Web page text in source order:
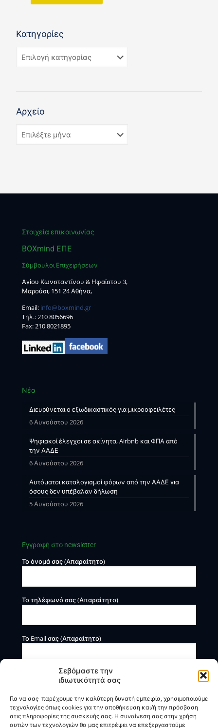
Σεβόμαστε την
ιδιωτικότητά σας
Για να σας παρέχουμε την καλύτερη δυνατή εμπειρία, χρησιμοποιούμε
τεχνολογίες όπως cookies για την αποθήκευση και/ή την πρόσβαση
στις πληροφορίες της συσκευής σας. Η συναίνεση σας στην χρήση
αυτών των τεχνολογιών θα μας επιτρέψει να επεξεργαστούμε
Κατηγορίες
Αρχείο
Στοιχεία επικοινωνίας
BOXmind ΕΠΕ
Σύμβουλοι Επιχειρήσεων
Αγίου Κωνσταντίνου & Ηφαίστου 3,
Μαρούσι, 151 24 Αθήνα,
Email: info@boxmind.gr
Tηλ.:210 8056696
Fax: 210 8021895
Νέα
Διευρύνεται ο εξωδικαστικός για μικροοφειλέτες
6 Αυγούστου 2026
Ψηφιακοί έλεγχοι σε ακίνητα, Airbnb και ΦΠΑ από
την ΑΑΔΕ
6 Αυγούστου 2026
Αυτόματοι καταλογισμοί φόρων από την ΑΑΔΕ για
όσους δεν υπέβαλαν δήλωση
5 Αυγούστου 2026
Εγγραφή στο newsletter
Το όνομά σας (Απαραίτητο)
Το τηλέφωνό σας (Απαραίτητο)
Το Email σας (Απαραίτητο)